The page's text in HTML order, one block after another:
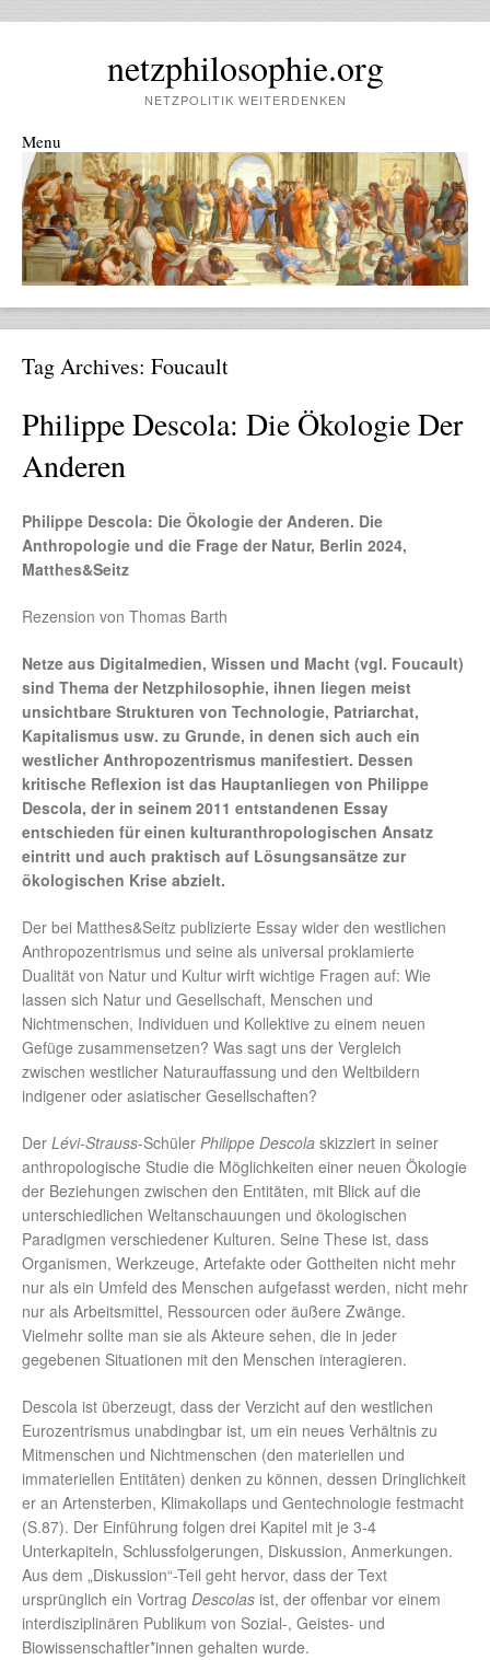
netzphilosophie.org
NETZPOLITIK WEITERDENKEN
Menu
Skip to content
Tag Archives: Foucault
Philippe Descola: Die Ökologie Der
Anderen
Philippe Descola: Die Ökologie der Anderen. Die
Anthropologie und die Frage der Natur, Berlin 2024,
Matthes&Seitz
Rezension von Thomas Barth
Netze aus Digitalmedien, Wissen und Macht (vgl. Foucault)
sind Thema der Netzphilosophie, ihnen liegen meist
unsichtbare Strukturen von Technologie, Patriarchat,
Kapitalismus usw. zu Grunde, in denen sich auch ein
westlicher Anthropozentrismus manifestiert. Dessen
kritische Reflexion ist das Hauptanliegen von Philippe
Descola, der in seinem 2011 entstandenen Essay
entschieden für einen kulturanthropologischen Ansatz
eintritt und auch praktisch auf Lösungsansätze zur
ökologischen Krise abzielt.
Der bei Matthes&Seitz publizierte Essay wider den westlichen
Anthropozentrismus und seine als universal proklamierte
Dualität von Natur und Kultur wirft wichtige Fragen auf: Wie
lassen sich Natur und Gesellschaft, Menschen und
Nichtmenschen, Individuen und Kollektive zu einem neuen
Gefüge zusammensetzen? Was sagt uns der Vergleich
zwischen westlicher Naturauffassung und den Weltbildern
indigener oder asiatischer Gesellschaften?
Der Lévi-Strauss-Schüler Philippe Descola skizziert in seiner
anthropologische Studie die Möglichkeiten einer neuen Ökologie
der Beziehungen zwischen den Entitäten, mit Blick auf die
unterschiedlichen Weltanschauungen und ökologischen
Paradigmen verschiedener Kulturen. Seine These ist, dass
Organismen, Werkzeuge, Artefakte oder Gottheiten nicht mehr
nur als ein Umfeld des Menschen aufgefasst werden, nicht mehr
nur als Arbeitsmittel, Ressourcen oder äußere Zwänge.
Vielmehr sollte man sie als Akteure sehen, die in jeder
gegebenen Situationen mit den Menschen interagieren.
Descola ist überzeugt, dass der Verzicht auf den westlichen
Eurozentrismus unabdingbar ist, um ein neues Verhältnis zu
Mitmenschen und Nichtmenschen (den materiellen und
immateriellen Entitäten) denken zu können, dessen Dringlichkeit
er an Artensterben, Klimakollaps und Gentechnologie festmacht
(S.87). Der Einführung folgen drei Kapitel mit je 3-4
Unterkapiteln, Schlussfolgerungen, Diskussion, Anmerkungen.
Aus dem „Diskussion“-Teil geht hervor, dass der Text
ursprünglich ein Vortrag Descolas ist, der offenbar vor einem
interdisziplinären Publikum von Sozial-, Geistes- und
Biowissenschaftler*innen gehalten wurde.